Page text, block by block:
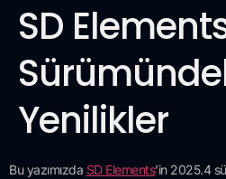
SD
Yenilikler
Bu yazımızda SD Elements’in 2025.4